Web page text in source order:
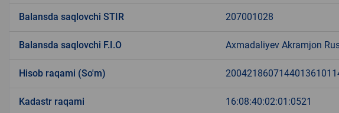
Balansda saqlovchi STIR 207001028
Balansda saqlovchi F.I.O Axmadaliyev Akramjon
Hisob raqami (So'm)
Kadastr raqami 16:08:40:02:01:0521